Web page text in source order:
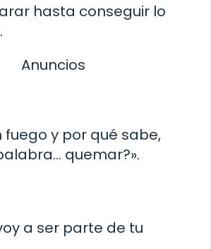
hasta conseguir lo
Anuncios
fuego y por qué sabe,
quemar?».
a ser parte de tu